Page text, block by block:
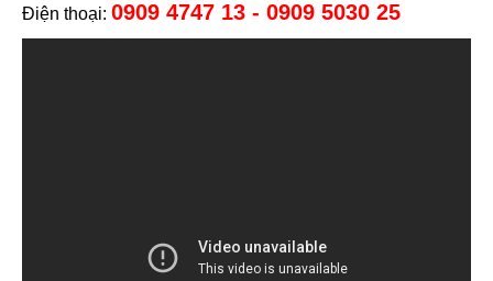
Điện thoại: 0909 4747 13 - 0909 5030 25